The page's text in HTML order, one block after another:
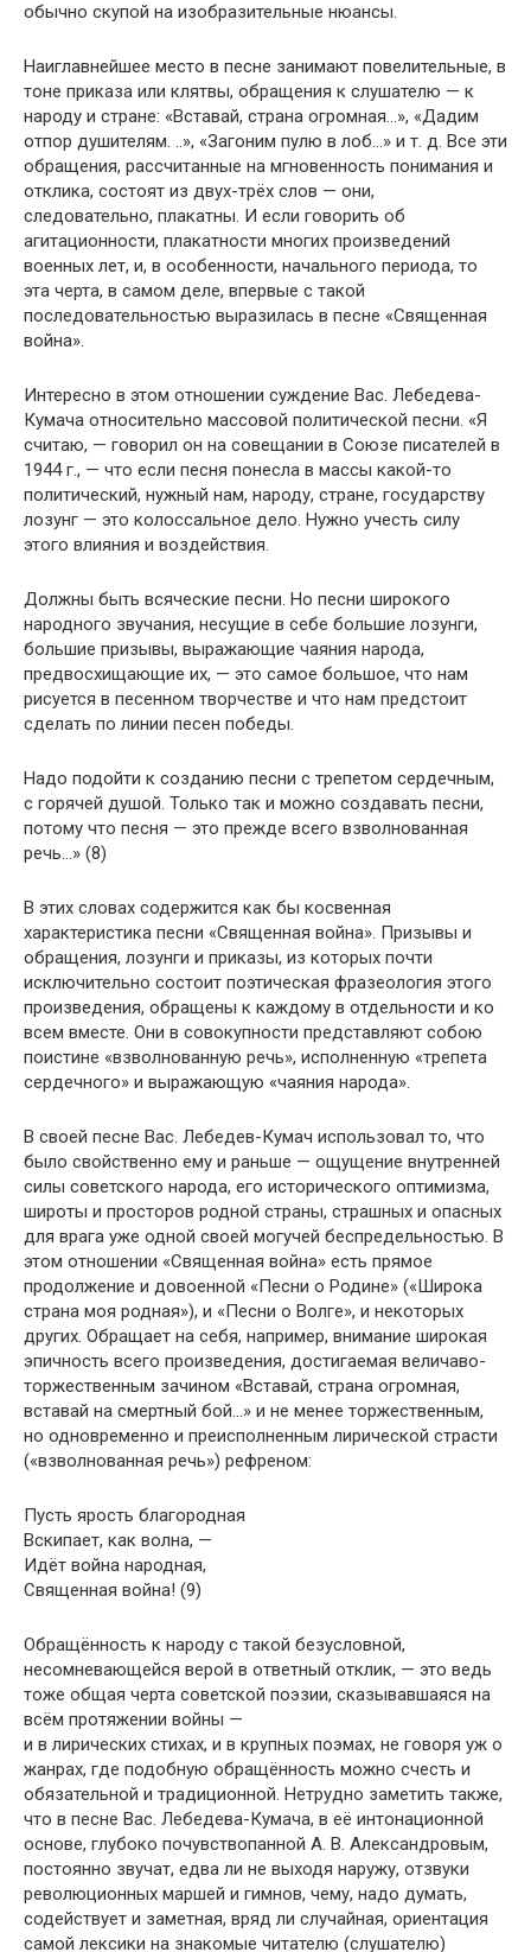
обычно скупой на изобразительные нюансы.
Наиглавнейшее место в песне занимают повелительные, в
тоне приказа или клятвы, обращения к слушателю — к
народу и стране: «Вставай, страна огромная…», «Дадим
отпор душителям. ..», «Загоним пулю в лоб…» и т. д. Все эти
обращения, рассчитанные на мгновенность понимания и
отклика, состоят из двух-трёх слов — они,
следовательно, плакатны. И если говорить об
агитационности, плакатности многих произведений
военных лет, и, в особенности, начального периода, то
эта черта, в самом деле, впервые с такой
последовательностью выразилась в песне «Священная
война».
Интересно в этом отношении суждение Вас. Лебедева-
Кумача относительно массовой политической песни. «Я
считаю, — говорил он на совещании в Союзе писателей в
1944 г., — что если песня понесла в массы какой-то
политический, нужный нам, народу, стране, государству
лозунг — это колоссальное дело. Нужно учесть силу
этого влияния и воздействия.
Должны быть всяческие песни. Но песни широкого
народного звучания, несущие в себе большие лозунги,
большие призывы, выражающие чаяния народа,
предвосхищающие их, — это самое большое, что нам
рисуется в песенном творчестве и что нам предстоит
сделать по линии песен победы.
Надо подойти к созданию песни с трепетом сердечным,
с горячей душой. Только так и можно создавать песни,
потому что песня — это прежде всего взволнованная
речь…» (8)
В этих словах содержится как бы косвенная
характеристика песни «Священная война». Призывы и
обращения, лозунги и приказы, из которых почти
исключительно состоит поэтическая фразеология этого
произведения, обращены к каждому в отдельности и ко
всем вместе. Они в совокупности представляют собою
поистине «взволнованную речь», исполненную «трепета
сердечного» и выражающую «чаяния народа».
В своей песне Вас. Лебедев-Кумач использовал то, что
было свойственно ему и раньше — ощущение внутренней
силы советского народа, его исторического оптимизма,
широты и просторов родной страны, страшных и опасных
для врага уже одной своей могучей беспредельностью. В
этом отношении «Священная война» есть прямое
продолжение и довоенной «Песни о Родине» («Широка
страна моя родная»), и «Песни о Волге», и некоторых
других. Обращает на себя, например, внимание широкая
эпичность всего произведения, достигаемая величаво-
торжественным зачином «Вставай, страна огромная,
вставай на смертный бой…» и не менее торжественным,
но одновременно и преисполненным лирической страсти
(«взволнованная речь») рефреном:
Пусть ярость благородная
Вскипает, как волна, —
Идёт война народная,
Священная война! (9)
Обращённость к народу с такой безусловной,
несомневающейся верой в ответный отклик, — это ведь
тоже общая черта советской поэзии, сказывавшаяся на
всём протяжении войны —
и в лирических стихах, и в крупных поэмах, не говоря уж о
жанрах, где подобную обращённость можно счесть и
обязательной и традиционной. Нетрудно заметить также,
что в песне Вас. Лебедева-Кумача, в её интонационной
основе, глубоко почувствопанной А. В. Александровым,
постоянно звучат, едва ли не выходя наружу, отзвуки
революционных маршей и гимнов, чему, надо думать,
содействует и заметная, вряд ли случайная, ориентация
самой лексики на знакомые читателю (слушателю)